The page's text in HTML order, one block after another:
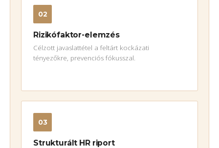
02
Rizikófaktor-elemzés
Célzott javaslattétel a feltárt kockázati
tényezőkre, prevenciós fókusszal.
03
Strukturált HR riport